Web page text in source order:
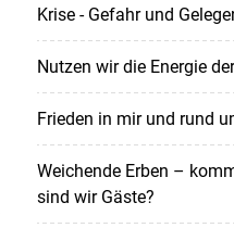
Krise - Gefahr und
Nutzen wir die Energie
Frieden in mir und rund
Weichende Erben –
sind wir Gäste?